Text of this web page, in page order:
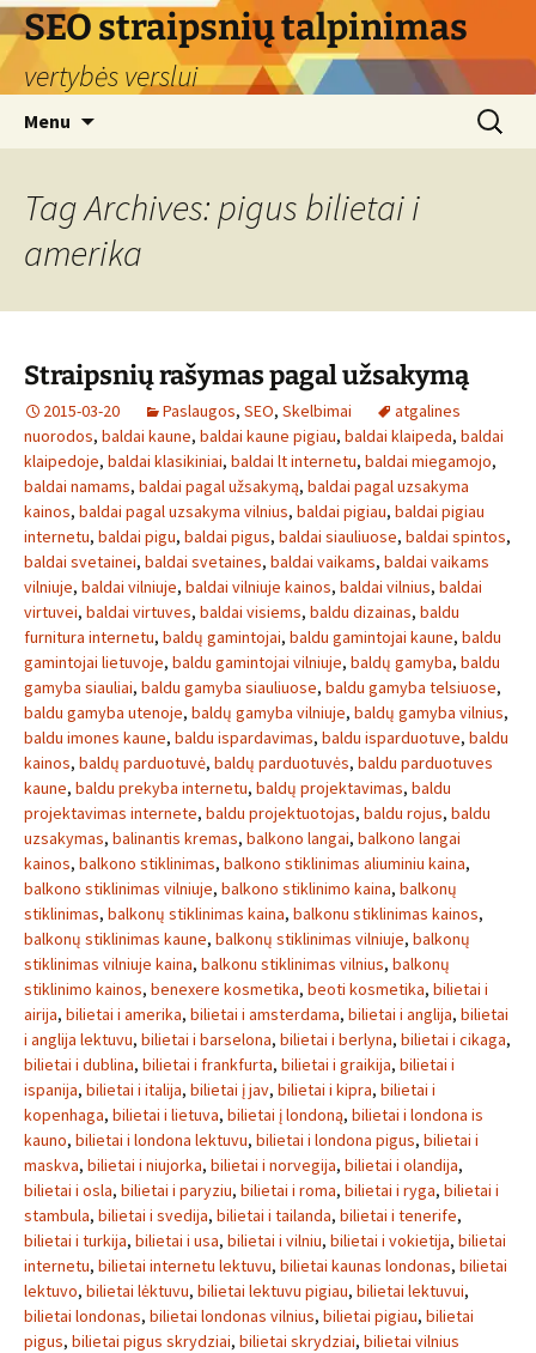
Skip
to
content
SEO straipsnių talpinimas
vertybės verslui
Menu
Search
for:
Tag Archives: pigus bilietai i
amerika
Straipsnių rašymas pagal užsakymą
2015-03-20 Paslaugos, SEO, Skelbimai
atgalines
nuorodos, baldai kaune, baldai kaune pigiau, baldai klaipeda, baldai
klaipedoje, baldai klasikiniai, baldai lt internetu, baldai miegamojo,
baldai namams, baldai pagal užsakymą, baldai pagal uzsakyma
kainos, baldai pagal uzsakyma vilnius, baldai pigiau, baldai pigiau
internetu, baldai pigu, baldai pigus, baldai siauliuose, baldai spintos,
baldai svetainei, baldai svetaines, baldai vaikams, baldai vaikams
vilniuje, baldai vilniuje, baldai vilniuje kainos, baldai vilnius, baldai
virtuvei, baldai virtuves, baldai visiems, baldu dizainas, baldu
furnitura internetu, baldų gamintojai, baldu gamintojai kaune, baldu
gamintojai lietuvoje, baldu gamintojai vilniuje, baldų gamyba, baldu
gamyba siauliai, baldu gamyba siauliuose, baldu gamyba telsiuose,
baldu gamyba utenoje, baldų gamyba vilniuje, baldų gamyba vilnius,
baldu imones kaune, baldu ispardavimas, baldu isparduotuve, baldu
kainos, baldų parduotuvė, baldų parduotuvės, baldu parduotuves
kaune, baldu prekyba internetu, baldų projektavimas, baldu
projektavimas internete, baldu projektuotojas, baldu rojus, baldu
uzsakymas, balinantis kremas, balkono langai, balkono langai
kainos, balkono stiklinimas, balkono stiklinimas aliuminiu kaina,
balkono stiklinimas vilniuje, balkono stiklinimo kaina, balkonų
stiklinimas, balkonų stiklinimas kaina, balkonu stiklinimas kainos,
balkonų stiklinimas kaune, balkonų stiklinimas vilniuje, balkonų
stiklinimas vilniuje kaina, balkonu stiklinimas vilnius, balkonų
stiklinimo kainos, benexere kosmetika, beoti kosmetika, bilietai i
airija, bilietai i amerika, bilietai i amsterdama, bilietai i anglija, bilietai
i anglija lektuvu, bilietai i barselona, bilietai i berlyna, bilietai i cikaga,
bilietai i dublina, bilietai i frankfurta, bilietai i graikija, bilietai i
ispanija, bilietai i italija, bilietai į jav, bilietai i kipra, bilietai i
kopenhaga, bilietai i lietuva, bilietai į londoną, bilietai i londona is
kauno, bilietai i londona lektuvu, bilietai i londona pigus, bilietai i
maskva, bilietai i niujorka, bilietai i norvegija, bilietai i olandija,
bilietai i osla, bilietai i paryziu, bilietai i roma, bilietai i ryga, bilietai i
stambula, bilietai i svedija, bilietai i tailanda, bilietai i tenerife,
bilietai i turkija, bilietai i usa, bilietai i vilniu, bilietai i vokietija, bilietai
internetu, bilietai internetu lektuvu, bilietai kaunas londonas, bilietai
lektuvo, bilietai lėktuvu, bilietai lektuvu pigiau, bilietai lektuvui,
bilietai londonas, bilietai londonas vilnius, bilietai pigiau, bilietai
pigus, bilietai pigus skrydziai, bilietai skrydziai, bilietai vilnius